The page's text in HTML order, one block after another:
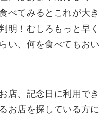
べてみるとこれが大き
明！むしろもっと早く
い、何を食べてもおい
店、記念日に利用でき
お店を探している方に